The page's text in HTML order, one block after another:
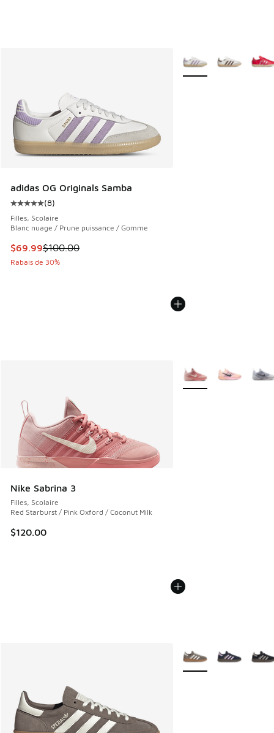
adidas OG Originals Samba
Cote moyenne du client - [5 sur 5 étoiles], 8 commentaires
(8)
Filles, Scolaire
Blanc nuage / Prune puissance / Gomme
Cet article est en solde. Le prix est passé de $100.00 à
$69.99$100.00
Rabais de 30%
Plus de couleurs
Nike Sabrina 3
Filles, Scolaire
Red Starburst / Pink Oxford / Coconut Milk
$120.00
Plus de couleurs
Plus de couleurs